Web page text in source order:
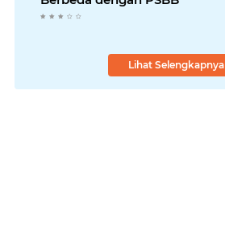
Lihat Selengkapnya